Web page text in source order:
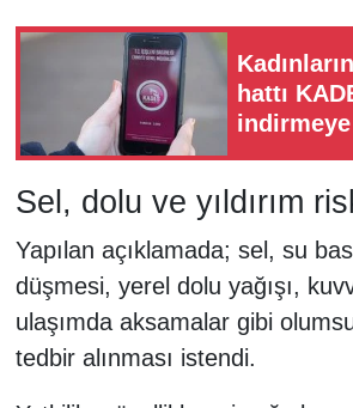
hattı
indirmeye
Sel, dolu ve yıldırım
Yapılan açıklamada; sel, su
düşmesi, yerel dolu yağışı,
ulaşımda aksamalar gibi
tedbir alınması istendi.